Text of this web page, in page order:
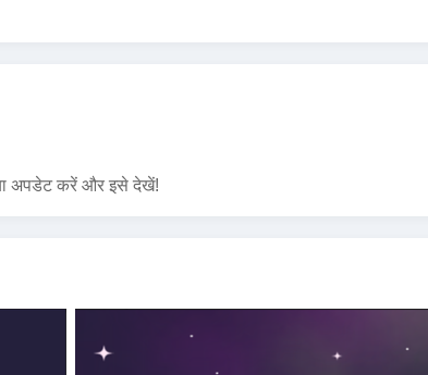
अपडेट करें और इसे देखें!